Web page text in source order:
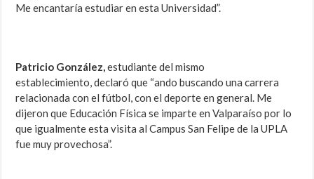
Me encantaría estudiar en esta Universidad”.
Patricio González,estudiantedel mismo
establecimiento, declaró que “ando buscando una carrera
relacionada con el fútbol, con el deporte en general. Me
dijeron que Educación Física se imparte en Valparaíso por lo
que igualmente esta visita al Campus San Felipe de la UPLA
fue muy provechosa”.